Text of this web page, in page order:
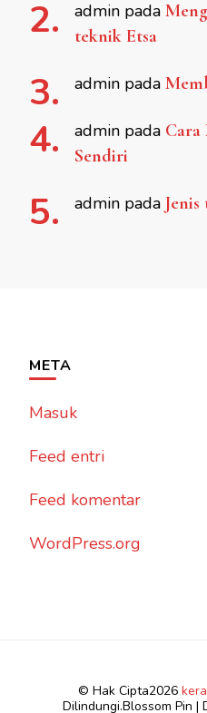
admin pada
teknik Etsa
admin pada
admin pada
Sendiri
admin pada
META
Masuk
Feed entri
Feed komentar
WordPress.org
© Hak Cipta2026
Dilindungi.Blossom Pin |